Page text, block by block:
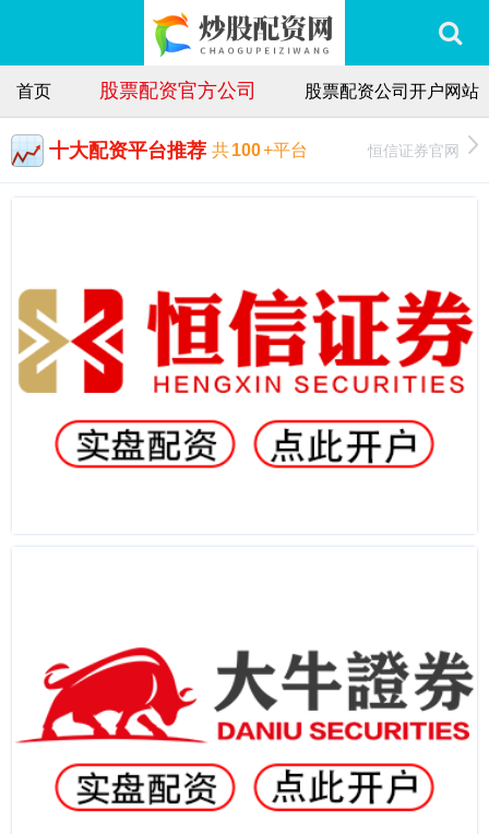
首页 股票配资官方公司 股票配资公司开户网站
十大配资平台推荐 共100+平台 恒信证券官网